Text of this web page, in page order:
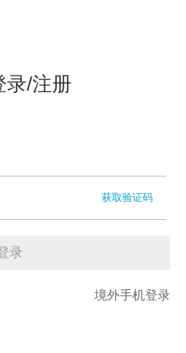
录/注册
获取验证码
录
境外手机登录